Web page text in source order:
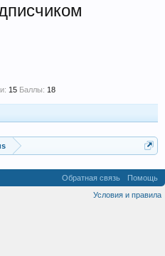
15 Баллы: 18
Обратная связь
Помощь
Условия и правила